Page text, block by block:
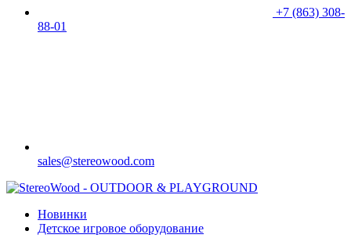
+7 (863) 308-
88-01
sales@stereowood.com
Новинки
Детское игровое оборудование